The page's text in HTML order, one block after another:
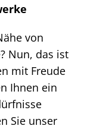
von
Nun, das ist
mit Freude
Ihnen ein
Sie unser